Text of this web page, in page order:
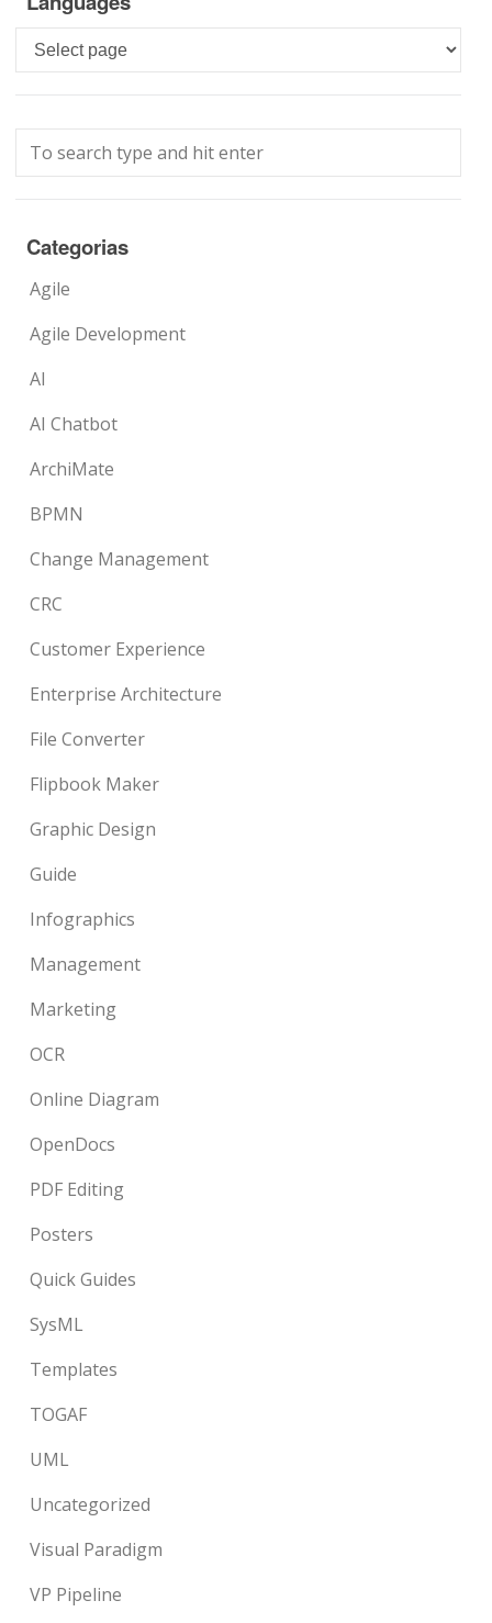
Languages
Categorias
Agile
Agile Development
AI
AI Chatbot
ArchiMate
BPMN
Change Management
CRC
Customer Experience
Enterprise Architecture
File Converter
Flipbook Maker
Graphic Design
Guide
Infographics
Management
Marketing
OCR
Online Diagram
OpenDocs
PDF Editing
Posters
Quick Guides
SysML
Templates
TOGAF
UML
Uncategorized
Visual Paradigm
VP Pipeline